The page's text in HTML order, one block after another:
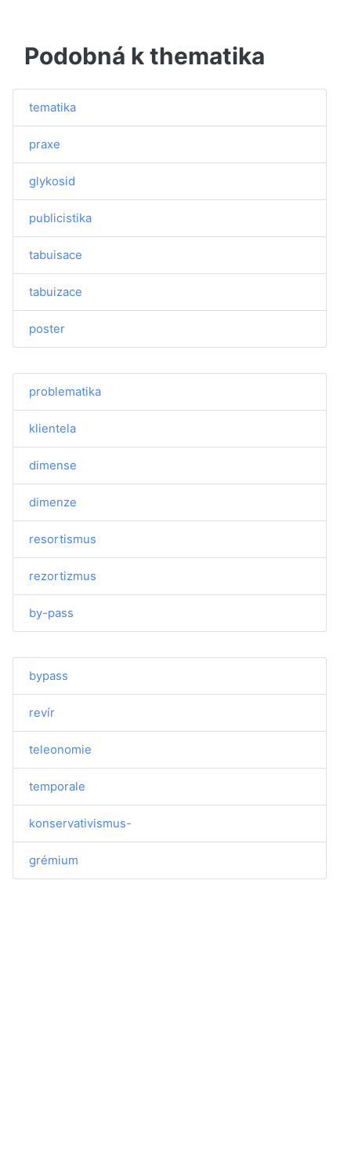
Podobná k thematika
tematika
praxe
glykosid
publicistika
tabuisace
tabuizace
poster
problematika
klientela
dimense
dimenze
resortismus
rezortizmus
by-pass
bypass
revír
teleonomie
temporale
konservativismus-
grémium